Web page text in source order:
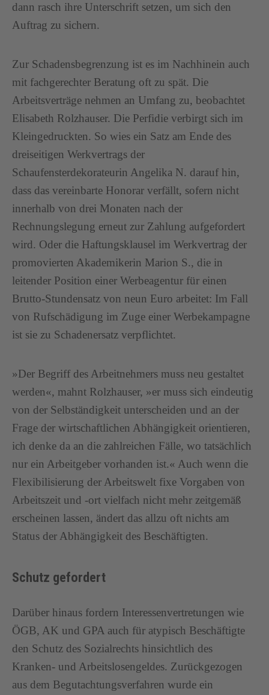
dann rasch ihre Unterschrift setzen, um sich den
Auftrag zu sichern.
Zur Schadensbegrenzung ist es im Nachhinein auch
mit fachgerechter Beratung oft zu spät. Die
Arbeitsverträge nehmen an Umfang zu, beobachtet
Elisabeth Rolzhauser. Die Perfidie verbirgt sich im
Kleingedruckten. So wies ein Satz am Ende des
dreiseitigen Werkvertrags der
Schaufensterdekorateurin Angelika N. darauf hin,
dass das vereinbarte Honorar verfällt, sofern nicht
innerhalb von drei Monaten nach der
Rechnungslegung erneut zur Zahlung aufgefordert
wird. Oder die Haftungsklausel im Werkvertrag der
promovierten Akademikerin Marion S., die in
leitender Position einer Werbeagentur für einen
Brutto-Stundensatz von neun Euro arbeitet: Im Fall
von Rufschädigung im Zuge einer Werbekampagne
ist sie zu Schadenersatz verpflichtet.
»Der Begriff des Arbeitnehmers muss neu gestaltet
werden«, mahnt Rolzhauser, »er muss sich eindeutig
von der Selbständigkeit unterscheiden und an der
Frage der wirtschaftlichen Abhängigkeit orientieren,
ich denke da an die zahlreichen Fälle, wo tatsächlich
nur ein Arbeitgeber vorhanden ist.« Auch wenn die
Flexibilisierung der Arbeitswelt fixe Vorgaben von
Arbeitszeit und -ort vielfach nicht mehr zeitgemäß
erscheinen lassen, ändert das allzu oft nichts am
Status der Abhängigkeit des Beschäftigten.
Schutz gefordert
Darüber hinaus fordern Interessenvertretungen wie
ÖGB, AK und GPA auch für atypisch Beschäftigte
den Schutz des Sozialrechts hinsichtlich des
Kranken- und Arbeitslosengeldes. Zurückgezogen
aus dem Begutachtungsverfahren wurde ein